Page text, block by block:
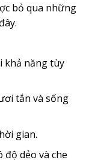
bỏ qua những
khả năng tùy
tắn và sống
gian.
dẻo và che